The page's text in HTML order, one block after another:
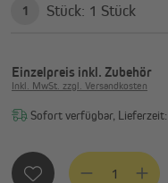
1 Stück: 1 Stück
Einzelpreis inkl. Zubehör
Inkl. MwSt. zzgl. Versandkosten
Sofort verfügbar,
Produkt Anzahl: